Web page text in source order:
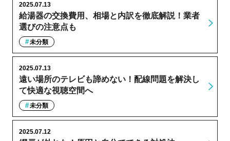
給湯器の交換費用、相場と内訳を徹底解説！業者
選びの注意点も
2025.07.13
未分類
遠い場所のテレビも諦めない！配線問題を解決し
て快適な視聴空間へ
2025.07.13
未分類
2025.07.12